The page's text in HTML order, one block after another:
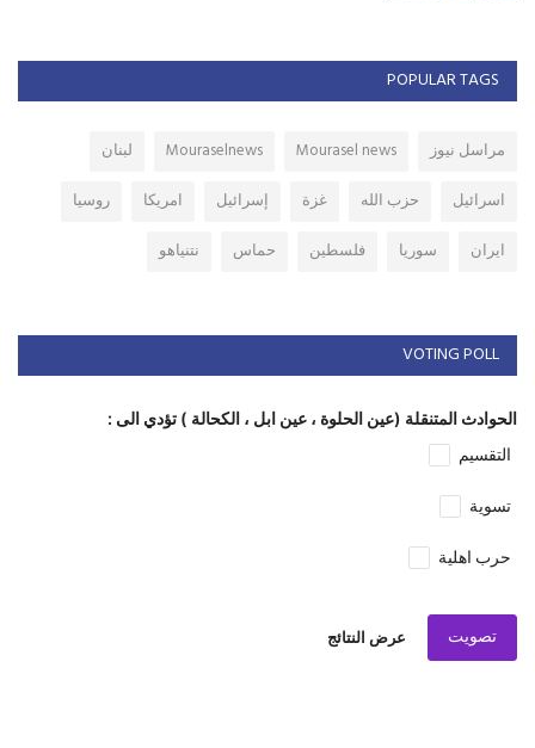
POPULAR TAGS
مراسل نيوز Mourasel news
Mouraselnews
لبنان
اسرائيل
حزب الله غزة إسرائيل امريكا
روسيا
ايران
سوريا فلسطين حماس نتنياهو
VOTING POLL
الحوادث المتنقلة (عين الحلوة ، عين ابل ، الكحالة ) تؤدي الى :
التقسيم
تسوية
حرب اهلية
تصويت عرض النتائج